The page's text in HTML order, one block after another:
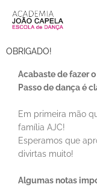
para
conteúdo
OBRIGADO!
Acabaste de fazer
Passo de dança é
Em primeira mão
família AJC!
Esperamos que
divirtas muito!
Algumas notas